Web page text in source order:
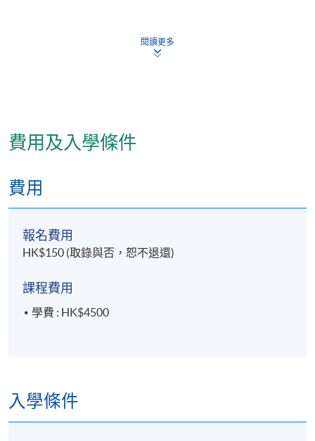
演說：在班上演說自己的人生故事
日期 / 時間
逢周二，7:00pm - 10:00pm
閱讀更多
費用及入學條件
費用
報名費用
HK$150 (取錄與否，恕不退還)
課程費用
學費 : HK$4500
入學條件